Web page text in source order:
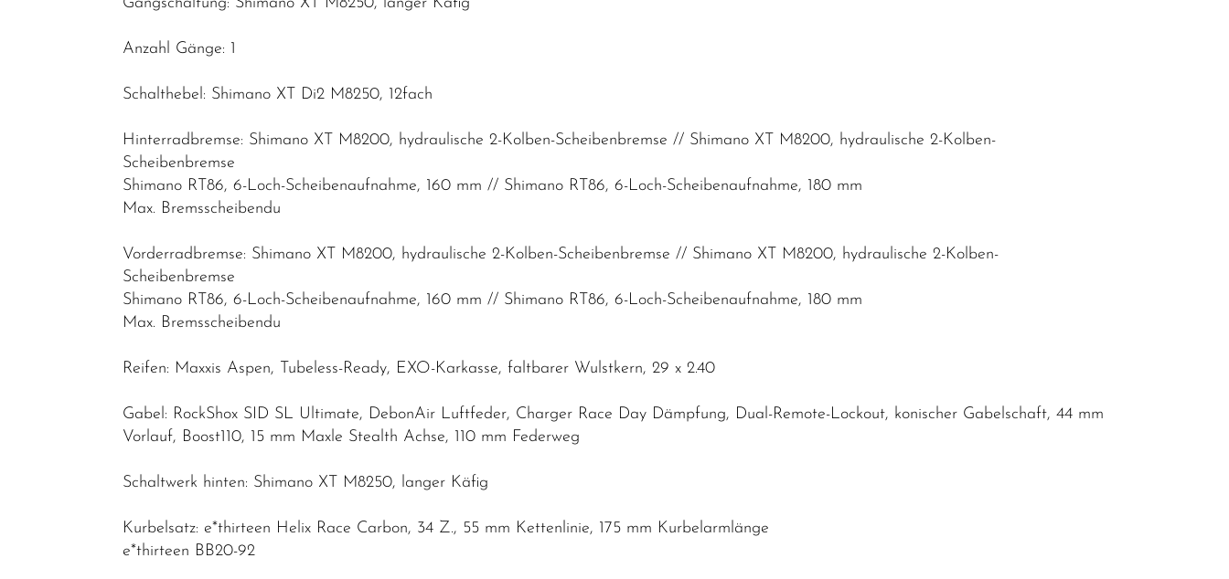
Anzahl Gänge: 1
Schalthebel: Shimano XT Di2 M8250, 12fach
Hinterradbremse: Shimano XT M8200, hydraulische 2-Kolben-Scheibenbremse // Shimano XT M8200, hydraulische 2-Kolben-
Scheibenbremse
Shimano RT86, 6-Loch-Scheibenaufnahme, 160 mm // Shimano RT86, 6-Loch-Scheibenaufnahme, 180 mm
Max. Bremsscheibendu
Vorderradbremse: Shimano XT M8200, hydraulische 2-Kolben-Scheibenbremse // Shimano XT M8200, hydraulische 2-Kolben-
Scheibenbremse
Shimano RT86, 6-Loch-Scheibenaufnahme, 160 mm // Shimano RT86, 6-Loch-Scheibenaufnahme, 180 mm
Max. Bremsscheibendu
Reifen: Maxxis Aspen, Tubeless-Ready, EXO-Karkasse, faltbarer Wulstkern, 29 x 2.40
Gabel: RockShox SID SL Ultimate, DebonAir Luftfeder, Charger Race Day Dämpfung, Dual-Remote-Lockout, konischer Gabelschaft, 44 mm
Vorlauf, Boost110, 15 mm Maxle Stealth Achse, 110 mm Federweg
Schaltwerk hinten: Shimano XT M8250, langer Käfig
Kurbelsatz: e*thirteen Helix Race Carbon, 34 Z., 55 mm Kettenlinie, 175 mm Kurbelarmlänge
e*thirteen BB20-92